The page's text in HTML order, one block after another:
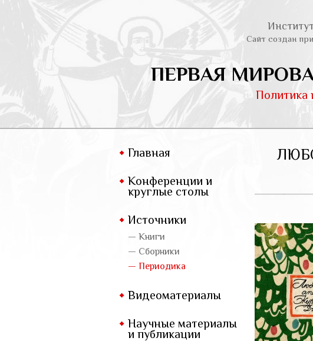
Сайт создан
ПЕРВАЯ
Политика
Главная
Конференции и
круглые столы
Источники
— Книги
— Сборники
— Периодика
Видеоматериалы
Научные материалы
и публикации